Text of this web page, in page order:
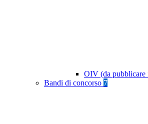
OIV (da pubblicare
Bandi di concorso 7